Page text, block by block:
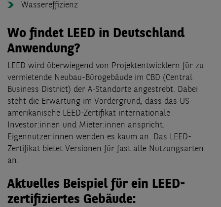
Wassereffizienz
Wo findet LEED in Deutschland
Anwendung?
LEED wird überwiegend von Projektentwicklern für zu
vermietende Neubau-Bürogebäude im CBD (Central
Business District) der A-Standorte angestrebt. Dabei
steht die Erwartung im Vordergrund, dass das US-
amerikanische LEED-Zertifikat internationale
Investor:innen und Mieter:innen anspricht.
Eigennutzer:innen wenden es kaum an. Das LEED-
Zertifikat bietet Versionen für fast alle Nutzungsarten
an.
Aktuelles Beispiel für ein LEED-
zertifiziertes Gebäude: